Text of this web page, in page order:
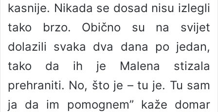
kasnije. Nikada se dosad nisu izlegli
tako brzo. Obično su na svijet
dolazili svaka dva dana po jedan,
tako da ih je Malena stizala
prehraniti. No, što je – tu je. Tu sam
ja da im pomognem” kaže domar